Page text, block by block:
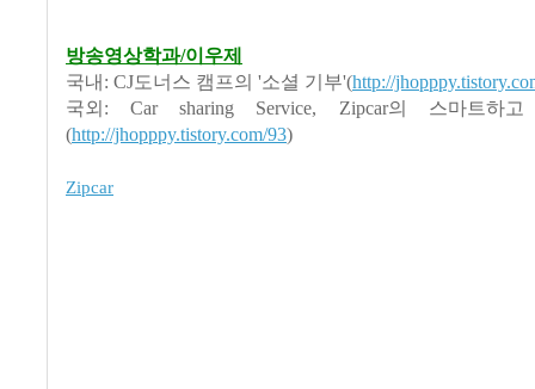
방송영상학과/이우제
국내: CJ도너스 캠프의 '소셜 기부'(http://
국외: Car sharing Service, Zipcar의 스마트하
(http://jhopppy.tistory.com/93)
Zipcar